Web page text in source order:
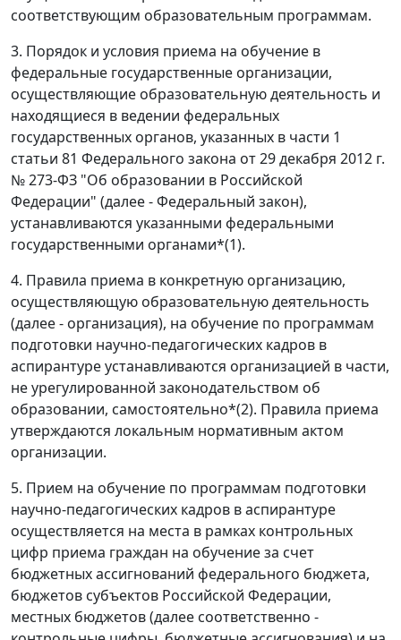
соответствующим образовательным программам.
3. Порядок и условия приема на обучение в
федеральные государственные организации,
осуществляющие образовательную деятельность и
находящиеся в ведении федеральных
государственных органов, указанных в части 1
статьи 81 Федерального закона от 29 декабря 2012 г.
№ 273-ФЗ "Об образовании в Российской
Федерации" (далее - Федеральный закон),
устанавливаются указанными федеральными
государственными органами*(1).
4. Правила приема в конкретную организацию,
осуществляющую образовательную деятельность
(далее - организация), на обучение по программам
подготовки научно-педагогических кадров в
аспирантуре устанавливаются организацией в части,
не урегулированной законодательством об
образовании, самостоятельно*(2). Правила приема
утверждаются локальным нормативным актом
организации.
5. Прием на обучение по программам подготовки
научно-педагогических кадров в аспирантуре
осуществляется на места в рамках контрольных
цифр приема граждан на обучение за счет
бюджетных ассигнований федерального бюджета,
бюджетов субъектов Российской Федерации,
местных бюджетов (далее соответственно -